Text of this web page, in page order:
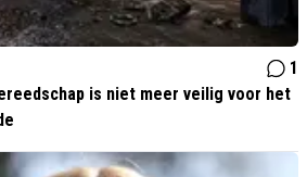
1
is niet meer veilig voor het